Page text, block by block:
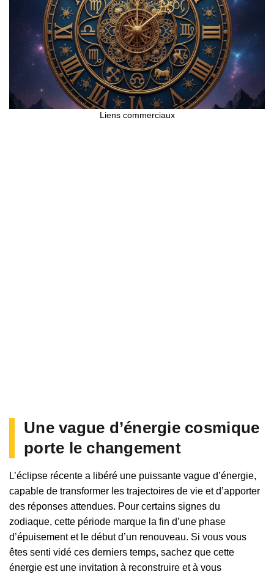
Liens commerciaux
Une vague d’énergie cosmique
porte le changement
L’éclipse récente a libéré une puissante vague d’énergie,
capable de transformer les trajectoires de vie et d’apporter
des réponses attendues. Pour certains signes du
zodiaque, cette période marque la fin d’une phase
d’épuisement et le début d’un renouveau. Si vous vous
êtes senti vidé ces derniers temps, sachez que cette
énergie est une invitation à reconstruire et à vous